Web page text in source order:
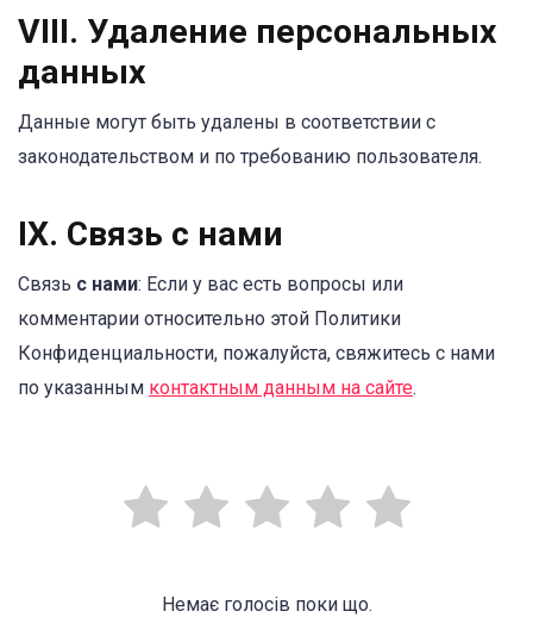
VIII. Удаление персональных
данных
Данные могут быть удалены в соответствии с
законодательством и по требованию пользователя.
IX. Связь с нами
Связь с нами: Если у вас есть вопросы или
комментарии относительно этой Политики
Конфиденциальности, пожалуйста, свяжитесь с нами
по указанным контактным данным на сайте.
Немає голосів поки що.